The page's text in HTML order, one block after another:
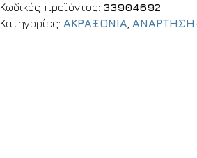
Κωδικός προϊόντος: 33904692
Κατηγορίες: ΑΚΡΑΞΟΝΙΑ